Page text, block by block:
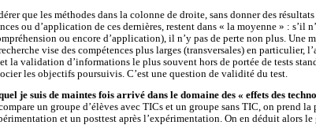
que les méthodes dans la colonne de droite, sans donner des
ou d’application de ces dernières, restent dans « la moyenne » : s’il
ou encore d’application), il n’y pas de perte non plus. Une
vise des compétences plus larges (transversales) en particulier,
la validation d’informations le plus souvent hors de portée de tests
les objectifs poursuivis. C’est une question de validité du test.
je suis de maintes fois arrivé dans le domaine des « effets des
un groupe d’élèves avec TICs et un groupe sans TIC, on prend
et un posttest après l’expérimentation. On en déduit alors